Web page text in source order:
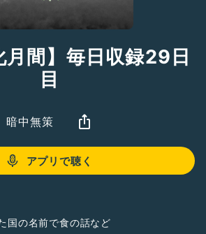
月間】毎日収録29日
目
暗中無策
アプリで聴く
国の名前で食の話など